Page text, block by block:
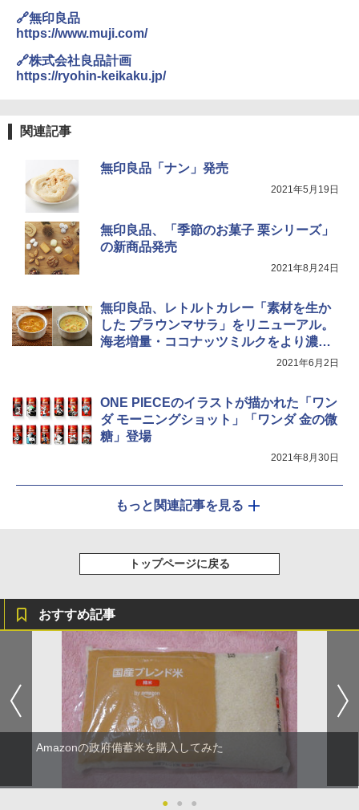
🔗無印良品
https://www.muji.com/
🔗株式会社良品計画
https://ryohin-keikaku.jp/
関連記事
無印良品「ナン」発売
2021年5月19日
無印良品、「季節のお菓子 栗シリーズ」
の新商品発売
2021年8月24日
無印良品、レトルトカレー「素材を生か
した プラウンマサラ」をリニューアル。
海老増量・ココナッツミルクをより濃厚
2021年6月2日
ONE PIECEのイラストが描かれた「ワン
ダ モーニングショット」「ワンダ 金の微
糖」登場
2021年8月30日
もっと関連記事を見る
トップページに戻る
おすすめ記事
Amazonの政府備蓄米を購入してみた
● ● ●